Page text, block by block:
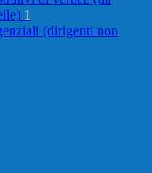
1
(dirigenti non